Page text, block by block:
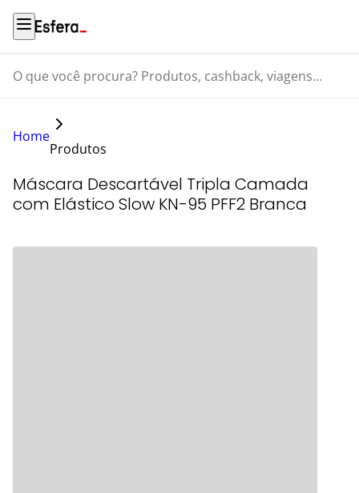
O que você procura? Produtos, cashback, viagens...
Home
Produtos
Máscara Descartável Tripla Camada
com Elástico Slow KN-95 PFF2 Branca